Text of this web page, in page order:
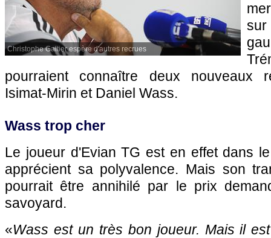
Christophe Galtier espère d'autres recrues
sur
pourraient connaître deux nouveaux
Isimat-Mirin et Daniel Wass.
Wass trop cher
Le joueur d'Evian TG est en effet dans
apprécient sa polyvalence. Mais son
pourrait être annihilé par le prix
savoyard.
«Wass est un très bon joueur. Mais il